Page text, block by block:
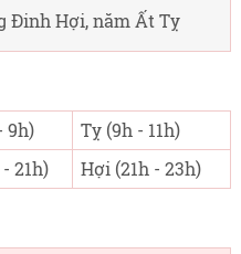
Đinh Hợi, năm Ất Tỵ
9h)
Tỵ (9h - 11h)
21h) Hợi (21h - 23h)